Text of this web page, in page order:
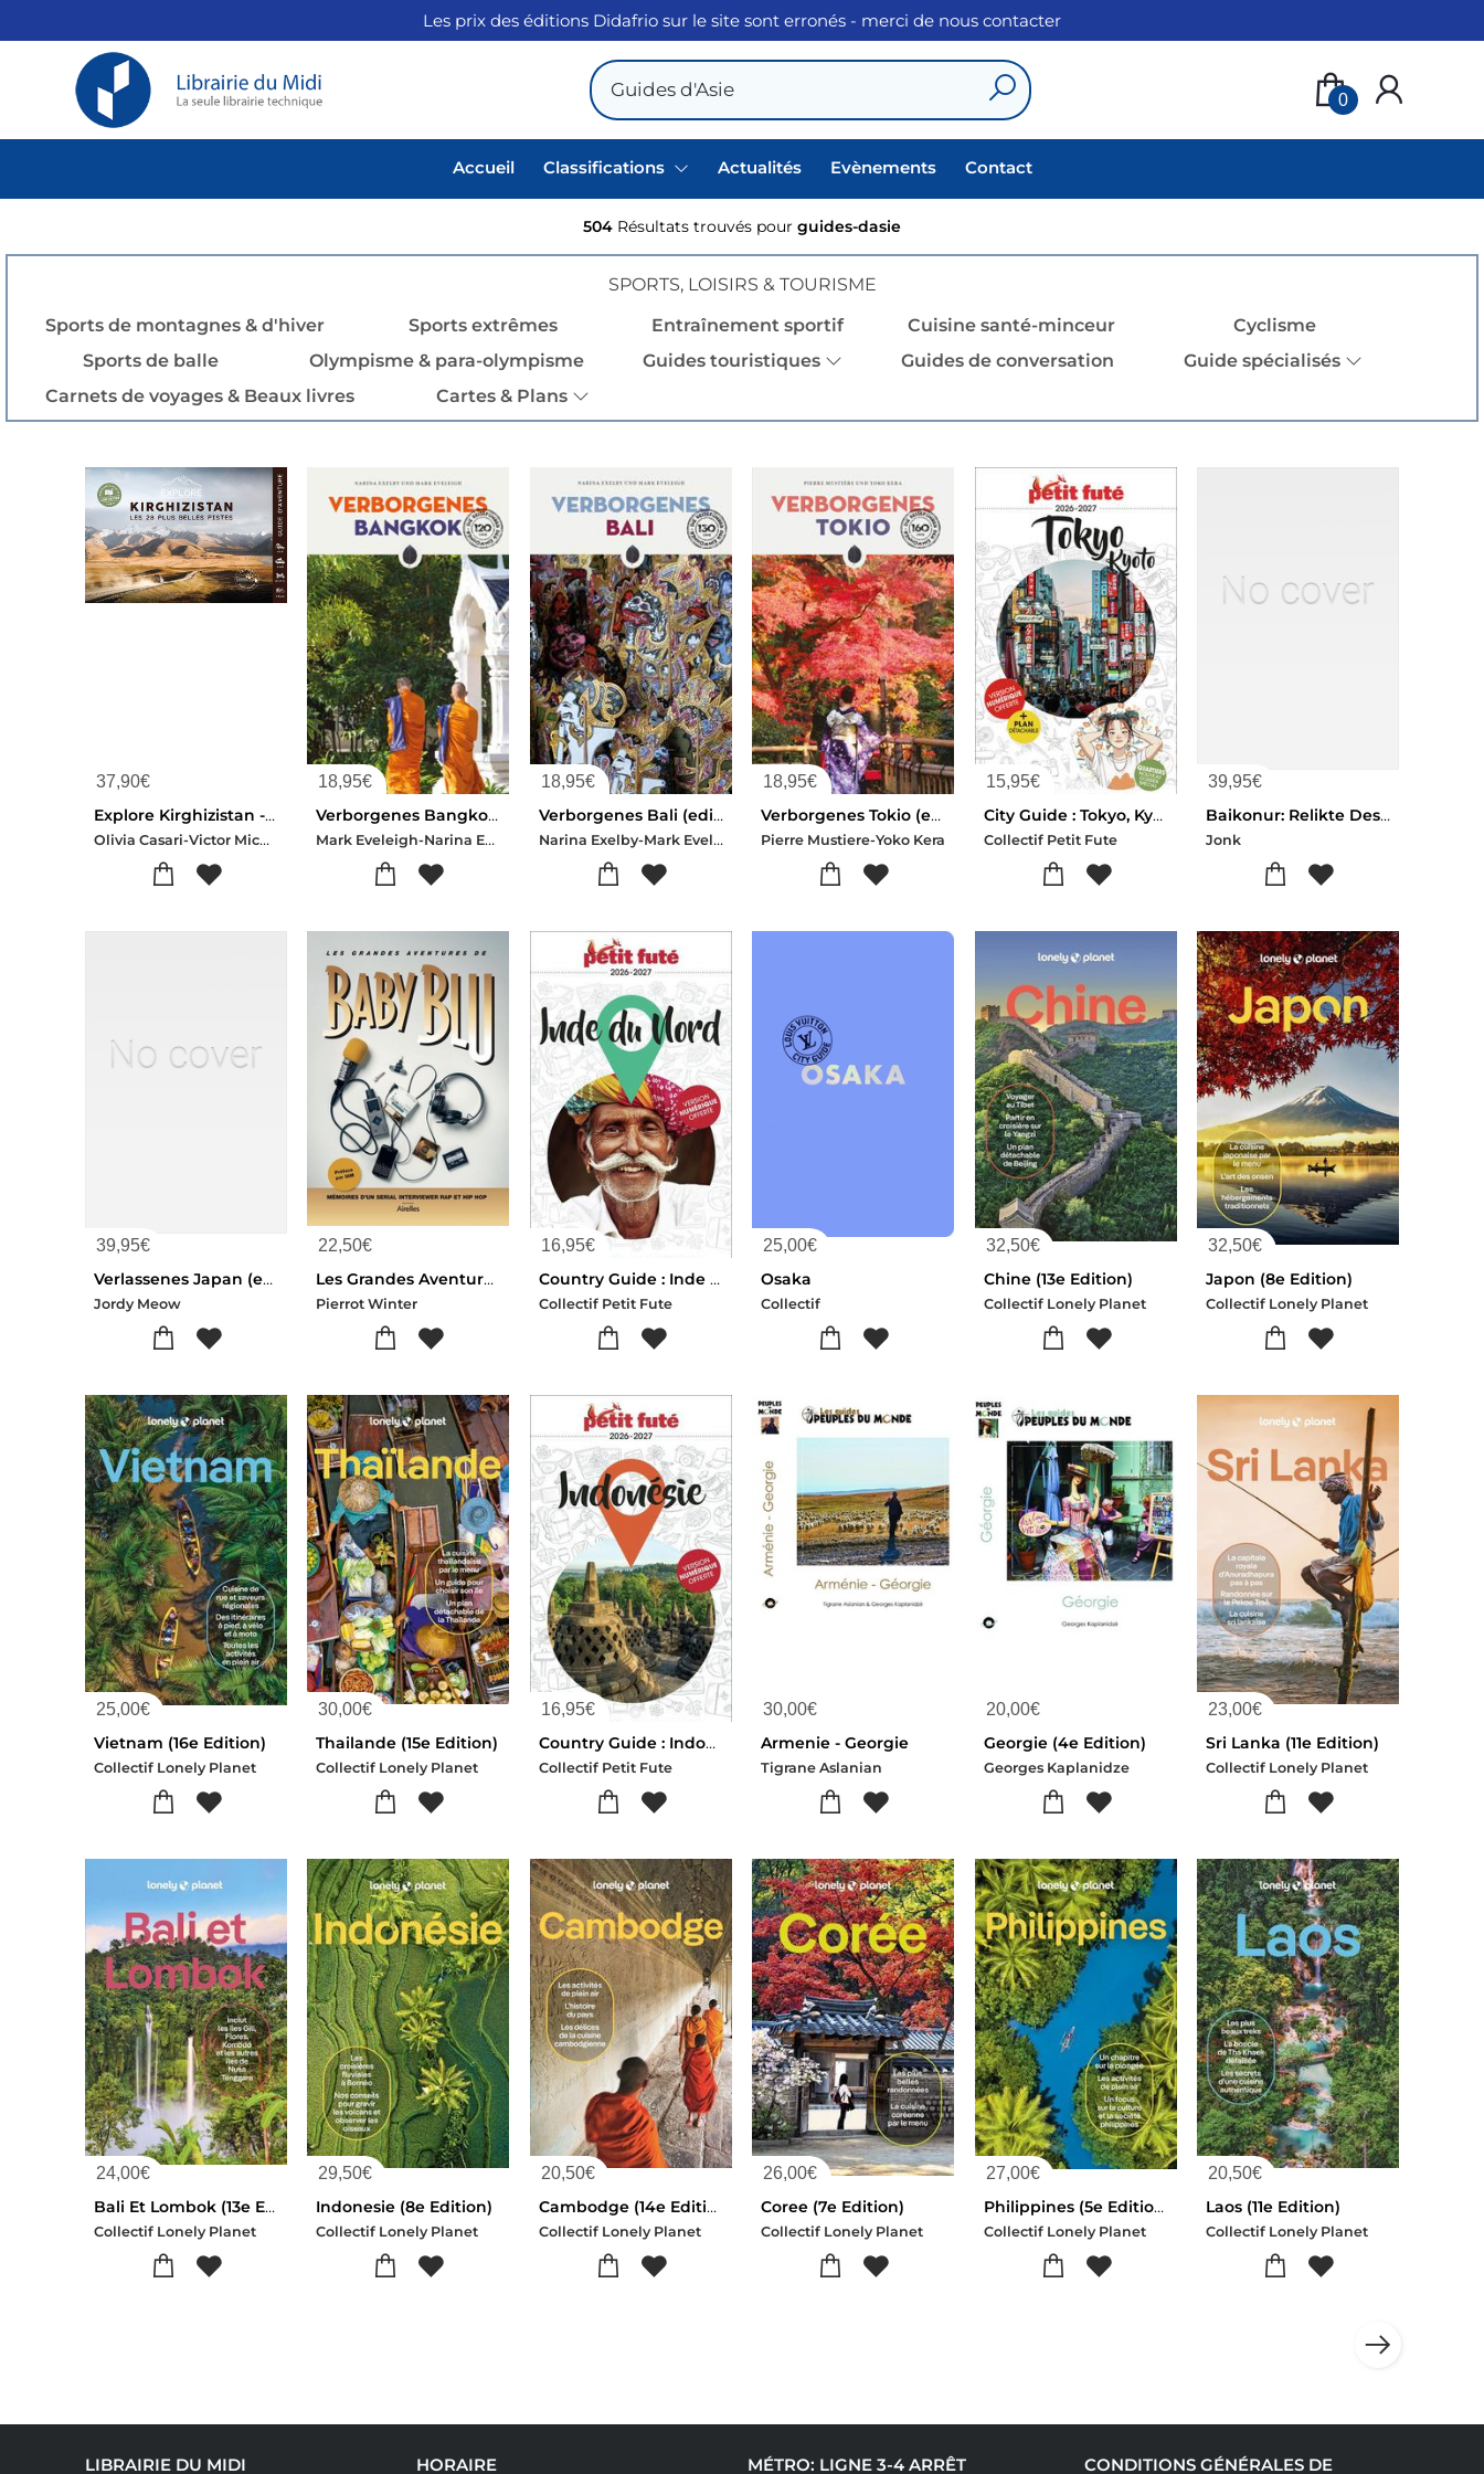
Les prix des éditions Didafrio sur le site sont erronés - merci de nous contacter
0
Accueil Classifications Actualités Evènements Contact
504 Résultats trouvés pour guides-dasie
SPORTS, LOISIRS & TOURISME
Sports de montagnes & d'hiver
Sports extrêmes Entraînement sportif Cuisine santé-minceur
Cyclisme
Sports de balle
Olympisme & para-olympisme Guides touristiques Guides de conversation
Guide spécialisés
Carnets de voyages & Beaux livres
Cartes & Plans
37,90€
Explore Kirghizistan - Les 28 Plus Belles Pistes 4x4, Van, Moto Et Velo - 2eme Edition : Guide De Voyage Kirghizstan - Asie Centrale
Olivia Casari-Victor Michaud
18,95€
Verborgenes Bangkok (edition 2026)
Mark Eveleigh-Narina Exelby
18,95€
Verborgenes Bali (edition 2026)
Narina Exelby-Mark Eveleigh
18,95€
Verborgenes Tokio (edition 2026)
Pierre Mustiere-Yoko Kera
15,95€
City Guide : Tokyo, Kyoto (edition 2026/2027)
Collectif Petit Fute
39,95€
Baikonur: Relikte Des Sowjetischen Weltraumprogramms
Jonk
39,95€
Verlassenes Japan (edition 2025)
Jordy Meow
22,50€
Les Grandes Aventures De Baby Blu : Memoires D'un Serial Interviewer Rap Et Hip Hop
Pierrot Winter
16,95€
Country Guide : Inde Du Nord (edition 2026/2027)
Collectif Petit Fute
25,00€
Osaka
Collectif
32,50€
Chine (13e Edition)
Collectif Lonely Planet
32,50€
Japon (8e Edition)
Collectif Lonely Planet
25,00€
Vietnam (16e Edition)
Collectif Lonely Planet
30,00€
Thailande (15e Edition)
Collectif Lonely Planet
16,95€
Country Guide : Indonesie (edition 2026/2027)
Collectif Petit Fute
30,00€
Armenie - Georgie
Tigrane Aslanian
20,00€
Georgie (4e Edition)
Georges Kaplanidze
23,00€
Sri Lanka (11e Edition)
Collectif Lonely Planet
24,00€
Bali Et Lombok (13e Edition)
Collectif Lonely Planet
29,50€
Indonesie (8e Edition)
Collectif Lonely Planet
20,50€
Cambodge (14e Edition)
Collectif Lonely Planet
26,00€
Coree (7e Edition)
Collectif Lonely Planet
27,00€
Philippines (5e Edition)
Collectif Lonely Planet
20,50€
Laos (11e Edition)
Collectif Lonely Planet
LIBRAIRIE DU MIDI HORAIRE MÉTRO: LIGNE 3-4 ARRÊT CONDITIONS GÉNÉRALES DE